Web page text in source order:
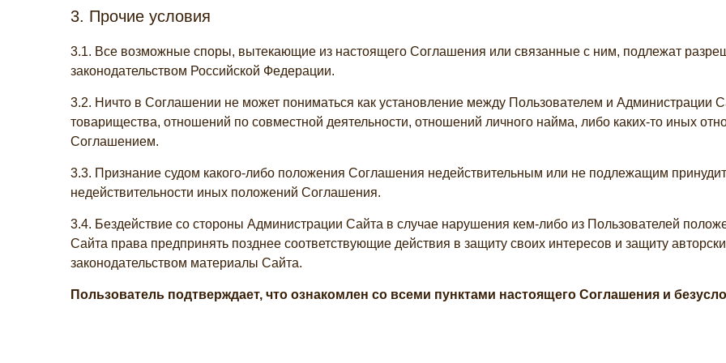
3. Прочие условия
3.1. Все возможные споры, вытекающие из настоящего Соглашения или связанные с ним, подлежат
законодательством Российской Федерации.
3.2. Ничто в Соглашении не может пониматься как установление между Пользователем и Администрации
товарищества, отношений по совместной деятельности, отношений личного найма, либо каких-то иных
Соглашением.
3.3. Признание судом какого-либо положения Соглашения недействительным или не подлежащим
недействительности иных положений Соглашения.
3.4. Бездействие со стороны Администрации Сайта в случае нарушения кем-либо из Пользователей
Сайта права предпринять позднее соответствующие действия в защиту своих интересов и защиту
законодательством материалы Сайта.
Пользователь подтверждает, что ознакомлен со всеми пунктами настоящего Соглашения и